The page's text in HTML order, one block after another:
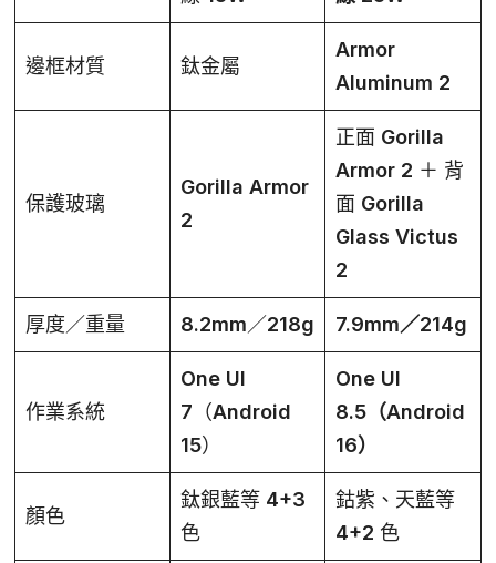
邊框材質 鈦金屬
Armor
Aluminum 2
保護玻璃
Gorilla Armor
2
正面 Gorilla
Armor 2 ＋ 背
面 Gorilla
Glass Victus
2
厚度／重量 8.2mm／218g 7.9mm／214g
作業系統
One UI
7（Android
15）
One UI
8.5（Android
16）
顏色
鈦銀藍等 4+3
色
鈷紫、天藍等
4+2 色